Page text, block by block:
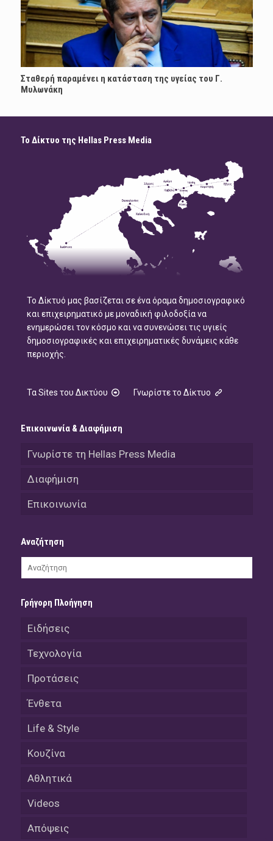
Σταθερή παραμένει η κατάσταση της υγείας του Γ.
Μυλωνάκη
Το Δίκτυο της Hellas Press Media
Το Δίκτυό μας βασίζεται σε ένα όραμα δημοσιογραφικό
και επιχειρηματικό με μοναδική φιλοδοξία να
ενημερώσει τον κόσμο και να συνενώσει τις υγιείς
δημοσιογραφικές και επιχειρηματικές δυνάμεις κάθε
περιοχής.
Τα Sites του Δικτύου Γνωρίστε το Δίκτυο
Επικοινωνία & Διαφήμιση
Γνωρίστε τη Hellas Press Media
Διαφήμιση
Επικοινωνία
Αναζήτηση
Γρήγορη Πλοήγηση
Ειδήσεις
Τεχνολογία
Προτάσεις
Ένθετα
Life & Style
Κουζίνα
Αθλητικά
Videos
Απόψεις